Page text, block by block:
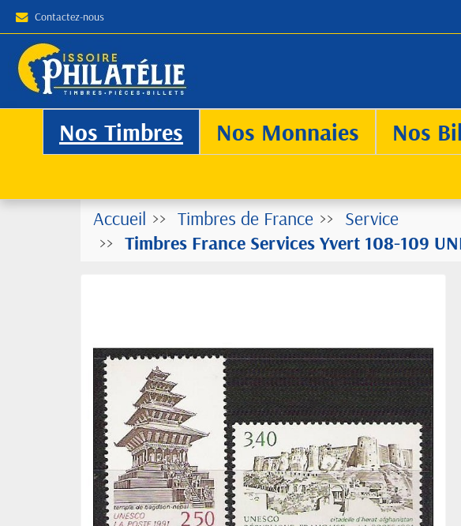
Contactez-nous
Nos Timbres Nos Monnaies Nos
Accueil Timbres de France
Service
Timbres France Services Yvert 108-109